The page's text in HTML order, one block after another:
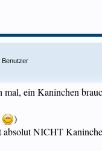
Benutzer
ein Kaninchen
)
absolut NICHT